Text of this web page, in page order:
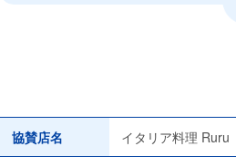
協賛店名 イタリア料理 Ruru